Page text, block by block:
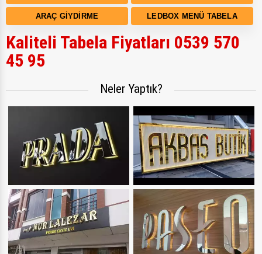
ARAÇ GIYDIRME LEDBOX MENÜ TABELA
Kaliteli Tabela Fiyatları 0539 570
45 95
Neler Yaptık?